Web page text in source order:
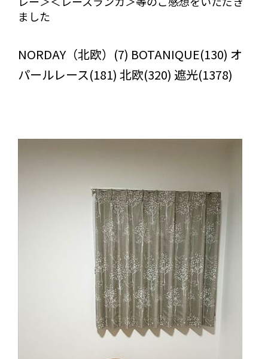
ました
NORDAY（北欧）(7) BOTANIQUE(130) オ
パールレース(181) 北欧(320) 遮光(1378)